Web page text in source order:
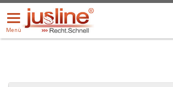
Menü
öffnen/schließen
Menü
ALLE DROPDOWN: GEWÄHLTER